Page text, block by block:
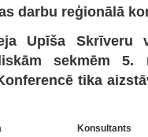
darbu reģionālā
Upīša Skrīveru
sekmēm 5.
tika
Konsultants